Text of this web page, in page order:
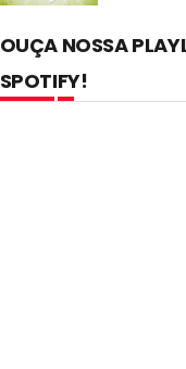
OUÇA NOSSA
SPOTIFY!